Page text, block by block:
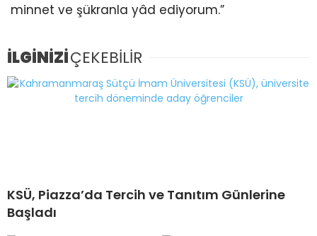
minnet ve şükranla yâd ediyorum.”
İLGİNİZİÇEKEBİLİR
KSÜ, Piazza’da Tercih ve Tanıtım Günlerine
Başladı